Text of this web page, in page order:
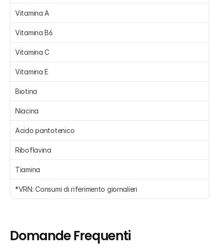
Vitamina A
Vitamina B6
Vitamina C
Vitamina E
Biotina
Niacina
Acido pantotenico
Riboflavina
Tiamina
*VRN: Consumi di riferimento giornalieri
Domande Frequenti